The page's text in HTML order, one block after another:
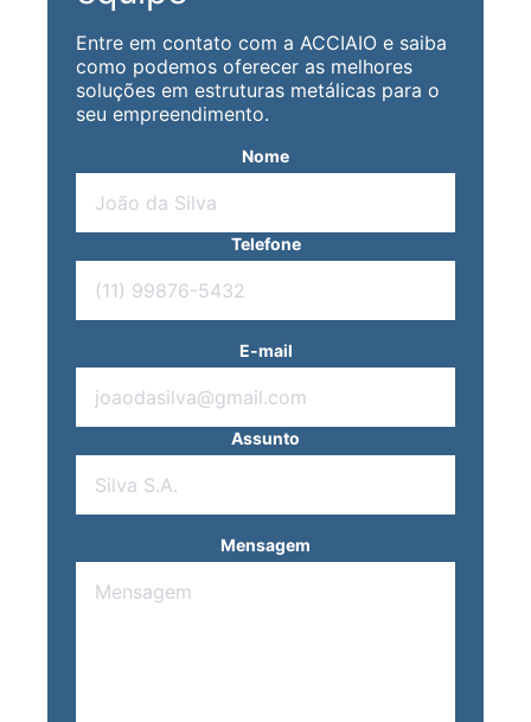
Entre em contato com a ACCIAIO e saiba
como podemos oferecer as melhores
soluções em estruturas metálicas para o
seu empreendimento.
Nome
Telefone
E-mail
Assunto
Mensagem